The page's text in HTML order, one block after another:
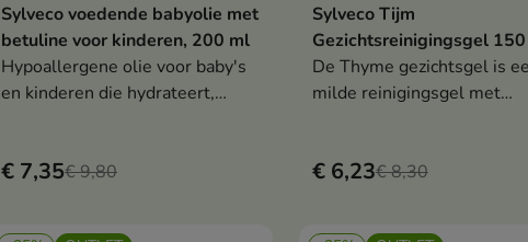
In winkelwagen
Sylveco voedende babyolie met
betuline voor kinderen, 200 ml
Hypoallergene olie voor baby's
en kinderen die hydrateert,
huid versterkt.
€ 7,35€ 9,80

Sylveco Tijm
Gezichtsreinigingsgel
De Thyme gezichtsgel is
milde reinigingsgel met
huid gladmaakt en de teint
€ 6,23€ 8,30